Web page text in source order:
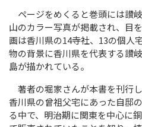
ページをめくると巻頭には讃
山のカラー写真が掲載され、目
画は香川県の14寺社、13の個人
物の背景に香川県を代表する讃
島が描かれている。
著者の堀家さんが本書を刊行
香川県の曾祖父宅にあった自邸
る中で、明治期に関東を中心に